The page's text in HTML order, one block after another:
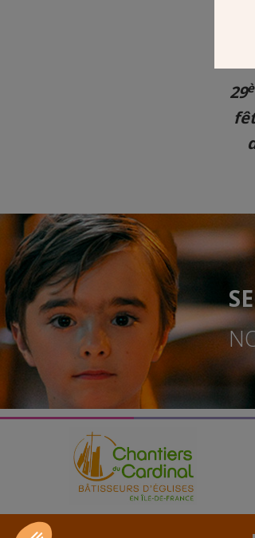
29